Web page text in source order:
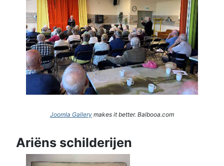
Joomla Gallery makes it better. Balbooa.com
Ariëns schilderijen